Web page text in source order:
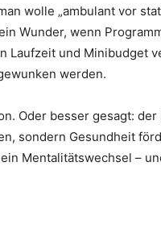
wolle „ambulant vor
Wunder, wenn
und Minibudget
werden.
Oder besser gesagt:
sondern Gesundheit
Mentalitätswechsel –